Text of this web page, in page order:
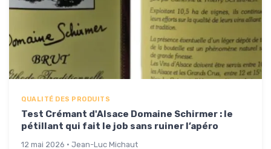
QUALITÉ DES PRODUITS
Test Crémant d'Alsace Domaine Schirmer : le
pétillant qui fait le job sans ruiner l’apéro
12 mai 2026 · Jean-Luc Michaut